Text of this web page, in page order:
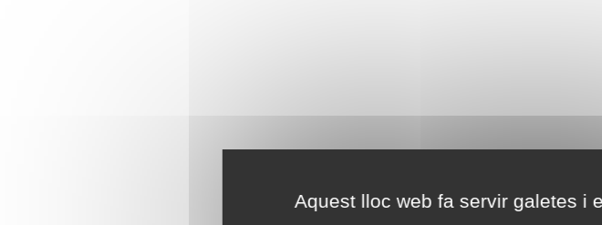
Aquest lloc web fa servir galetes i